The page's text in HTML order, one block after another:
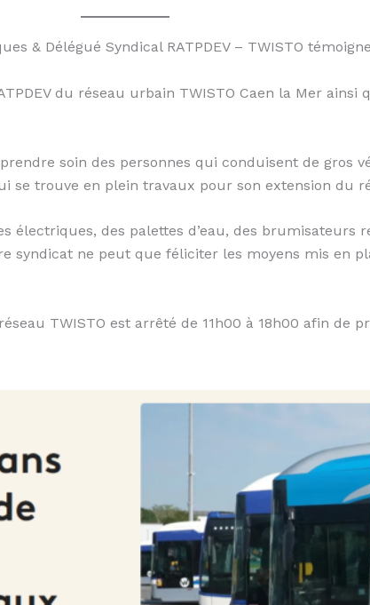
& Délégué Syndical RATPDEV – TWISTO
du réseau urbain TWISTO Caen la Mer
soin des personnes qui conduisent de gros
se trouve en plein travaux pour son extension du
électriques, des palettes d’eau, des brumisateurs
syndicat ne peut que féliciter les moyens mis en
TWISTO est arrêté de 11h00 à 18h00 afin de